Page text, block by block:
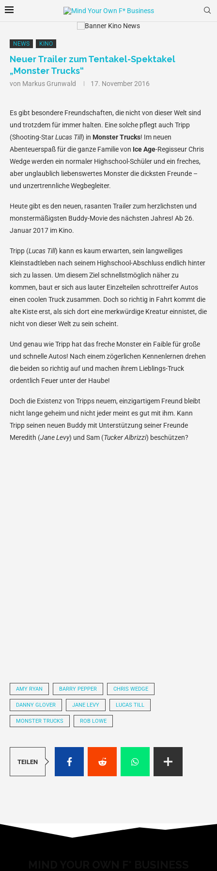
NEWS KINO
Neuer Trailer zum Tentakel-Spektakel
„Monster Trucks“
von Markus Grunwald 17. November 2016
Es gibt besondere Freundschaften, die nicht von dieser Welt sind
und trotzdem für immer halten. Eine solche pflegt auch Tripp
(Shooting-StarLucas Till) in Monster Trucks! Im neuen
Abenteuerspaß für die ganze Familie von Ice Age-Regisseur Chris
Wedge werden ein normaler Highschool-Schüler und ein freches,
aber unglaublich liebenswertes Monster die dicksten Freunde –
und unzertrennliche Wegbegleiter.
Heute gibt es den neuen, rasanten Trailer zum herzlichsten und
monstermäßigsten Buddy-Movie des nächsten Jahres! Ab 26.
Januar 2017 im Kino.
Tripp (Lucas Till) kann es kaum erwarten, sein langweiliges
Kleinstadtleben nach seinem Highschool-Abschluss endlich hinter
sich zu lassen. Um diesem Ziel schnellstmöglich näher zu
kommen, baut er sich aus lauter Einzelteilen schrottreifer Autos
einen coolen Truck zusammen. Doch so richtig in Fahrt kommt die
alte Kiste erst, als sich dort eine merkwürdige Kreatur einnistet, die
nicht von dieser Welt zu sein scheint.
Und genau wie Tripp hat das freche Monster ein Faible für große
und schnelle Autos! Nach einem zögerlichen Kennenlernen drehen
die beiden so richtig auf und machen ihrem Lieblings-Truck
ordentlich Feuer unter der Haube!
Doch die Existenz von Tripps neuem, einzigartigem Freund bleibt
nicht lange geheim und nicht jeder meint es gut mit ihm. Kann
Tripp seinen neuen Buddy mit Unterstützung seiner Freunde
Meredith (Jane Levy) und Sam (Tucker Albrizzi) beschützen?
AMY RYAN BARRY PEPPER CHRIS WEDGE
DANNY GLOVER JANE LEVY LUCAS TILL
MONSTER TRUCKS ROB LOWE
TEILEN